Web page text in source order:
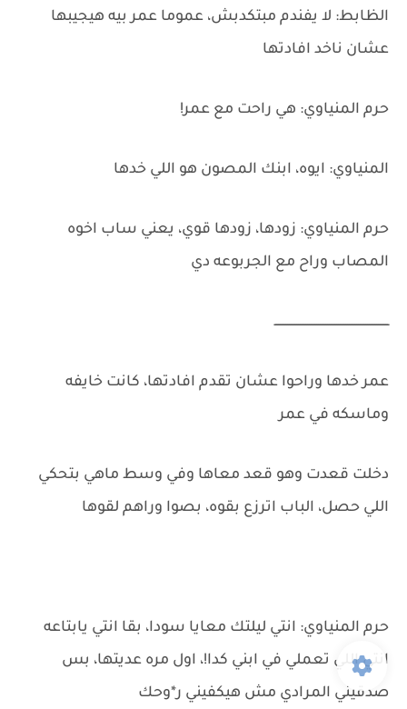
الظابط: لا يفندم مبتكدبش، عموما عمر بيه هيجيبها
عشان ناخد افادتها
حرم المنياوي: هي راحت مع عمر!
المنياوي: ايوه، ابنك المصون هو اللي خدها
حرم المنياوي: زودها، زودها قوي، يعني ساب اخوه
المصاب وراح مع الجربوعه دي
ـــــــــــــــــــــــــــــــــــــــــــــــــــــــــــــــ
عمر خدها وراحوا عشان تقدم افادتها، كانت خايفه
وماسكه في عمر
دخلت قعدت وهو قعد معاها وفي وسط ماهي بتحكي
اللي حصل، الباب اترزع بقوه، بصوا وراهم لقوها
حرم المنياوي: انتي ليلتك معايا سودا، بقا انتي يابتاعه
انتي اللي تعملي في ابني كدا!، اول مره عديتها، بس
صدقيني المرادي مش هيكفيني ر*وحك